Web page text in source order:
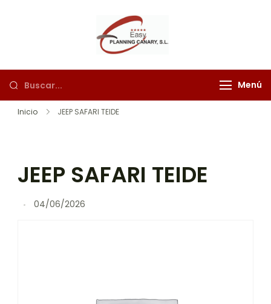
Menú
Inicio JEEP SAFARI TEIDE
JEEP SAFARI TEIDE
04/06/2026